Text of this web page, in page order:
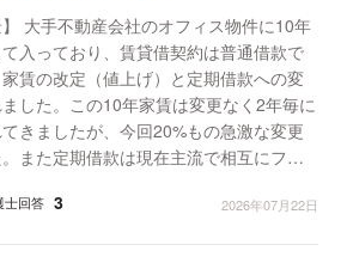
】 大手不動産会社のオフィス物件に10年
入っており、賃貸借契約は普通借款で
賃の改定（値上げ）と定期借款への変
した。この10年家賃は変更なく2年毎に
きましたが、今回20%もの急激な変更
また定期借款は現在主流で相互にフェ
士回答 3 2026年07月22日